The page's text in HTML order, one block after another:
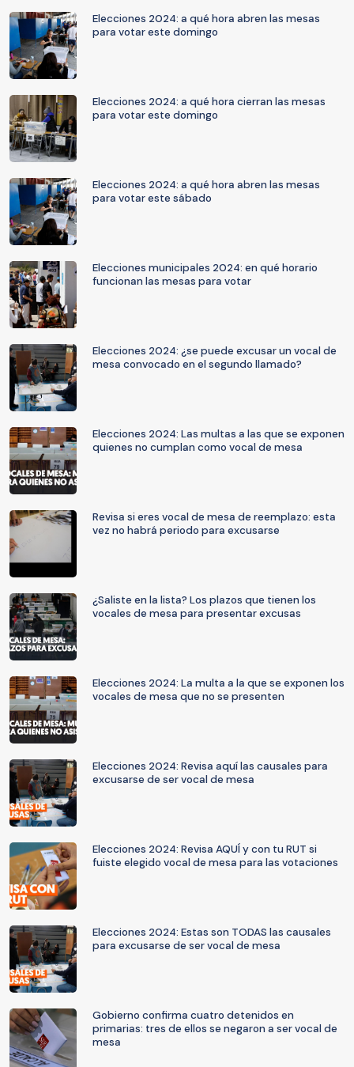
Elecciones 2024: a qué hora abren las mesas
para votar este domingo
Elecciones 2024: a qué hora cierran las mesas
para votar este domingo
Elecciones 2024: a qué hora abren las mesas
para votar este sábado
Elecciones municipales 2024: en qué horario
funcionan las mesas para votar
Elecciones 2024: ¿se puede excusar un vocal de
mesa convocado en el segundo llamado?
Elecciones 2024: Las multas a las que se exponen
quienes no cumplan como vocal de mesa
Revisa si eres vocal de mesa de reemplazo: esta
vez no habrá periodo para excusarse
¿Saliste en la lista? Los plazos que tienen los
vocales de mesa para presentar excusas
Elecciones 2024: La multa a la que se exponen los
vocales de mesa que no se presenten
Elecciones 2024: Revisa aquí las causales para
excusarse de ser vocal de mesa
Elecciones 2024: Revisa AQUÍ y con tu RUT si
fuiste elegido vocal de mesa para las votaciones
Elecciones 2024: Estas son TODAS las causales
para excusarse de ser vocal de mesa
Gobierno confirma cuatro detenidos en
primarias: tres de ellos se negaron a ser vocal de
mesa